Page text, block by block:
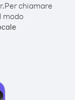
Per chiamare
modo